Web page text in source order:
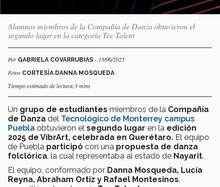
Alumnos miembros de la Compañía de Danza obtuvieron el
segundo lugar en la categoría Tec Talent
Por GABRIELA COVARRUBIAS - 13/06/2025
Fotos CORTESÍA DANNA MOSQUEDA
Tiempo estimado de lectura:3 mins
Un grupo de estudiantes miembros de la Compañía
de Danza del Tecnológico de Monterrey campus
Puebla obtuvieron el segundo lugar en la edición
2025 de VibrArt, celebrada en Querétaro. El equipo
de Puebla participó con una propuesta de danza
folclórica , la cual representaba al estado de Nayarit.
El equipo, conformado por Danna Mosqueda, Lucía
Reyna, Abraham Ortiz y Rafael Montesinos